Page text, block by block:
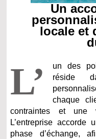
Un
locale et
L’
un des
réside
chaque
contraintes et une
L’entreprise accorde
phase d’échange,